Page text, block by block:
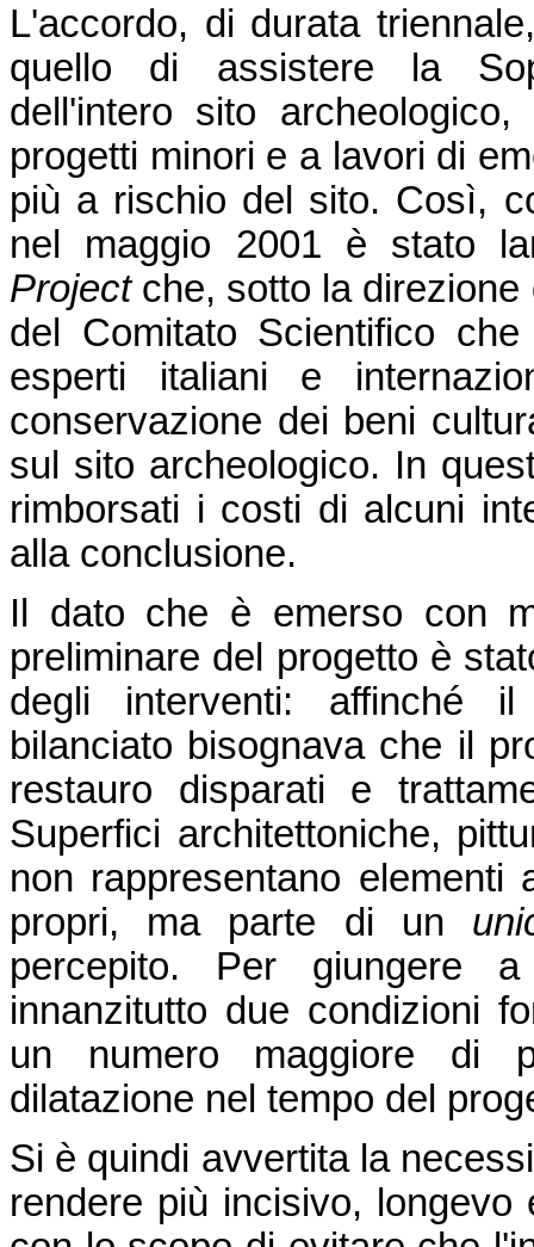
L'accordo, di durata
quello di assistere la
dell'intero sito
progetti minori e a lavori di
più a rischio del sito. Così,
nel maggio 2001 è stato
Projectche, sotto la direzione
del Comitato Scientifico
esperti italiani e
conservazione dei beni
sul sito archeologico. In
rimborsati i costi di alcuni
alla conclusione.
Il dato che è emerso con
preliminare del progetto è
degli interventi: affinché
bilanciato bisognava che il
restauro disparati e
Superfici architettoniche,
non rappresentano
propri, ma parte di un
percepito. Per giungere
innanzitutto due condizioni
un numero maggiore di
dilatazione nel tempo del
Si è quindi avvertita la
rendere più incisivo,